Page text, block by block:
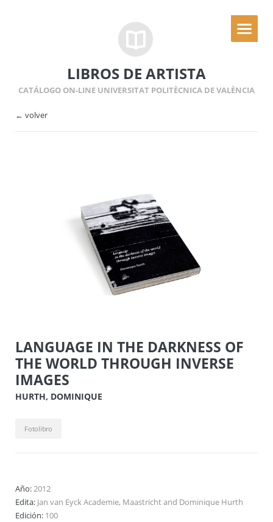
LIBROS DE ARTISTA
CATÁLOGO ON-LINE UNIVERSITAT POLITÈCNICA DE VALÈNCIA
← volver
LANGUAGE IN THE DARKNESS OF
THE WORLD THROUGH INVERSE
IMAGES
HURTH, DOMINIQUE
Fotolibro
Año:2012
Edita: Jan van Eyck Academie, Maastricht and Dominique Hurth
Edición: 100